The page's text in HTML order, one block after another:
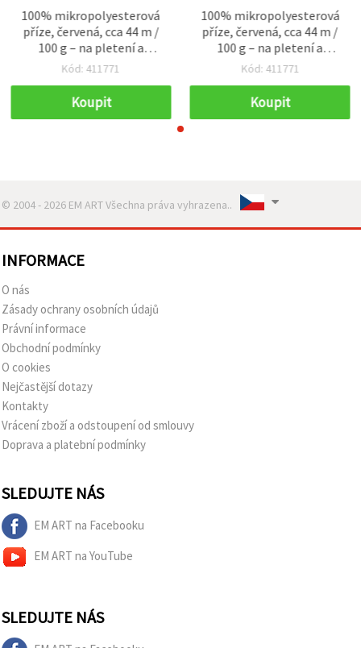
100% mikropolyesterová
příze, červená, cca 44 m /
100 g – na pletení a
háčkování
Kód: 411771
Koupit
100% mikropolyesterová
příze, červená, cca 44 m /
100 g – na pletení a
háčkování
Kód: 411771
Koupit
© 2004 - 2026 EM ART Všechna práva vyhrazena..
INFORMACE
O nás
Zásady ochrany osobních údajů
Právní informace
Obchodní podmínky
O cookies
Nejčastější dotazy
Kontakty
Vrácení zboží a odstoupení od smlouvy
Doprava a platební podmínky
SLEDUJTE NÁS
EM ART na Facebooku
EM ART na YouTube
SLEDUJTE NÁS